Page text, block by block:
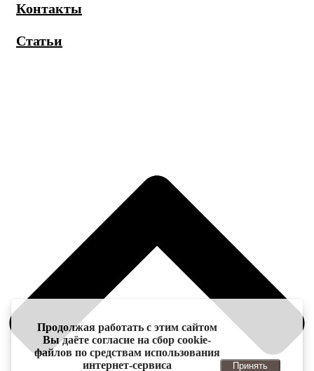
Контакты
Статьи
Продолжая работать с этим сайтом
Вы даёте согласие на сбор cookie-
файлов по средствам использования
интернет-сервиса
Принять